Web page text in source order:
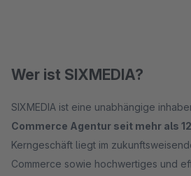
Wer ist SIXMEDIA?
SIXMEDIA ist eine unabhängige
Commerce Agentur seit mehr als
Kerngeschäft liegt im
Commerce sowie hochwertiges und